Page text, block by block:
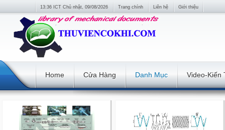
13:36 ICT Chủ nhật, 09/08/2026 Trang chính Liên hệ Giới thiệu
Home Cửa Hàng Danh Mục Video-Kiến